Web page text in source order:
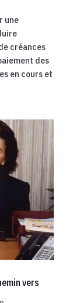
une
créances
des
en cours et
vers